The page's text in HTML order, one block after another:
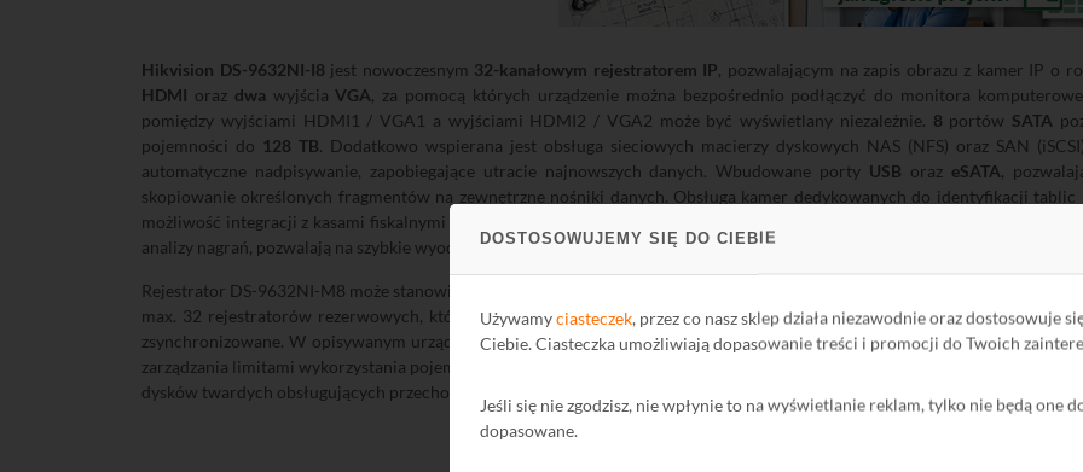
DOSTOSOWUJEMY SIĘ DO CIEBIE
Używamyciasteczek, przez co nasz sklep działa niezawodnie oraz dostosowuje
Ciebie. Ciasteczka umożliwiają dopasowanie treści i promocji do Twoich
Jeśli się nie zgodzisz, nie wpłynie to na wyświetlanie reklam, tylko nie będą one
dopasowane.
Hikvision DS-9632NI-I8 jest nowoczesnym 32-kanałowym rejestratorem IP, pozwalającym na zapis obrazu z kamer IP o
HDMI oraz dwa wyjściaVGA, za pomocą których urządzenie można bezpośrednio podłączyć do monitora
pomiędzy wyjściami HDMI1 / VGA1 a wyjściami HDMI2 / VGA2 może być wyświetlany niezależnie. 8 portów SATA
pojemności do 128 TB. Dodatkowo wspierana jest obsługa sieciowych macierzy dyskowych NAS (NFS) oraz SAN
automatyczne nadpisywanie, zapobiegające utracie najnowszych danych. Wbudowane porty USB oraz eSATA,
skopiowanie określonych fragmentów na zewnętrzne nośniki danych. Obsługa kamer dedykowanych do identyfikacji tablic
możliwość integracji z kasami fiskalnymi za pomocą
, pozwala wykorzystać rejestrator do realizacji projektów o
analizy nagrań, pozwalają na szybkie wyodrębnienie z nagranego materiału interesującego fragmentu.
Rejestrator DS-9632NI-M8 może stanowić element systemu z samoczynnie przełączanym urządzeniem rezerwowym N+M.
max. 32 rejestratorów rezerwowych, które w przypadku uszkodzenia rejestratorów roboczych przejmują ich funkcje.
zsynchronizowane. W opisywanym urządzeniu tryb pracy dysków twardych można skonfigurować jako nadmiarowy, tylko
zarządzania limitami wykorzystania pojemności dysków twardych i przydzielenia różnych pojemności do różnych kanałów.
dysków twardych obsługujących przechowywanie danych według RAID 0/1/5/6/10. Dyski mogą być włączane i wyłączane na
UWAGA! Aktualna wersja oprogramowania dostępna jest pod